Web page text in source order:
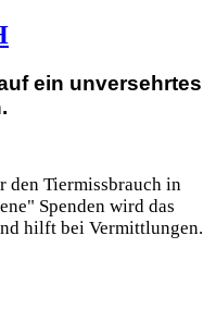
ein unversehrtes
den Tiermissbrauch in
Spenden wird das
hilft bei Vermittlungen.